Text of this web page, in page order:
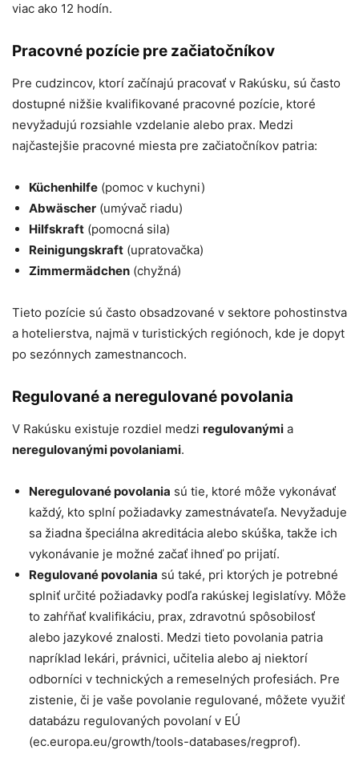
viac ako 12 hodín.
Pracovné pozície pre začiatočníkov
Pre cudzincov, ktorí začínajú pracovať v Rakúsku, sú často
dostupné nižšie kvalifikované pracovné pozície, ktoré
nevyžadujú rozsiahle vzdelanie alebo prax. Medzi
najčastejšie pracovné miesta pre začiatočníkov patria:
Küchenhilfe (pomoc v kuchyni)
Abwäscher (umývač riadu)
Hilfskraft (pomocná sila)
Reinigungskraft (upratovačka)
Zimmermädchen (chyžná)
Tieto pozície sú často obsadzované v sektore pohostinstva
a hotelierstva, najmä v turistických regiónoch, kde je dopyt
po sezónnych zamestnancoch.
Regulované a neregulované povolania
V Rakúsku existuje rozdiel medzi regulovanými a
neregulovanými povolaniami.
Neregulované povolania sú tie, ktoré môže vykonávať
každý, kto splní požiadavky zamestnávateľa. Nevyžaduje
sa žiadna špeciálna akreditácia alebo skúška, takže ich
vykonávanie je možné začať ihneď po prijatí.
Regulované povolania sú také, pri ktorých je potrebné
splniť určité požiadavky podľa rakúskej legislatívy. Môže
to zahŕňať kvalifikáciu, prax, zdravotnú spôsobilosť
alebo jazykové znalosti. Medzi tieto povolania patria
napríklad lekári, právnici, učitelia alebo aj niektorí
odborníci v technických a remeselných profesiách. Pre
zistenie, či je vaše povolanie regulované, môžete využiť
databázu regulovaných povolaní v EÚ
(ec.europa.eu/growth/tools-databases/regprof).